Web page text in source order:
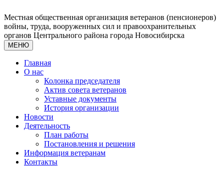
Местная общественная организация ветеранов (пенсионеров)
войны, труда, вооруженных сил и правоохранительных
органов Центрального района города Новосибирска
МЕНЮ
Главная
О нас
Колонка председателя
Актив совета ветеранов
Уставные документы
История организации
Новости
Деятельность
План работы
Постановления и решения
Информация ветеранам
Контакты